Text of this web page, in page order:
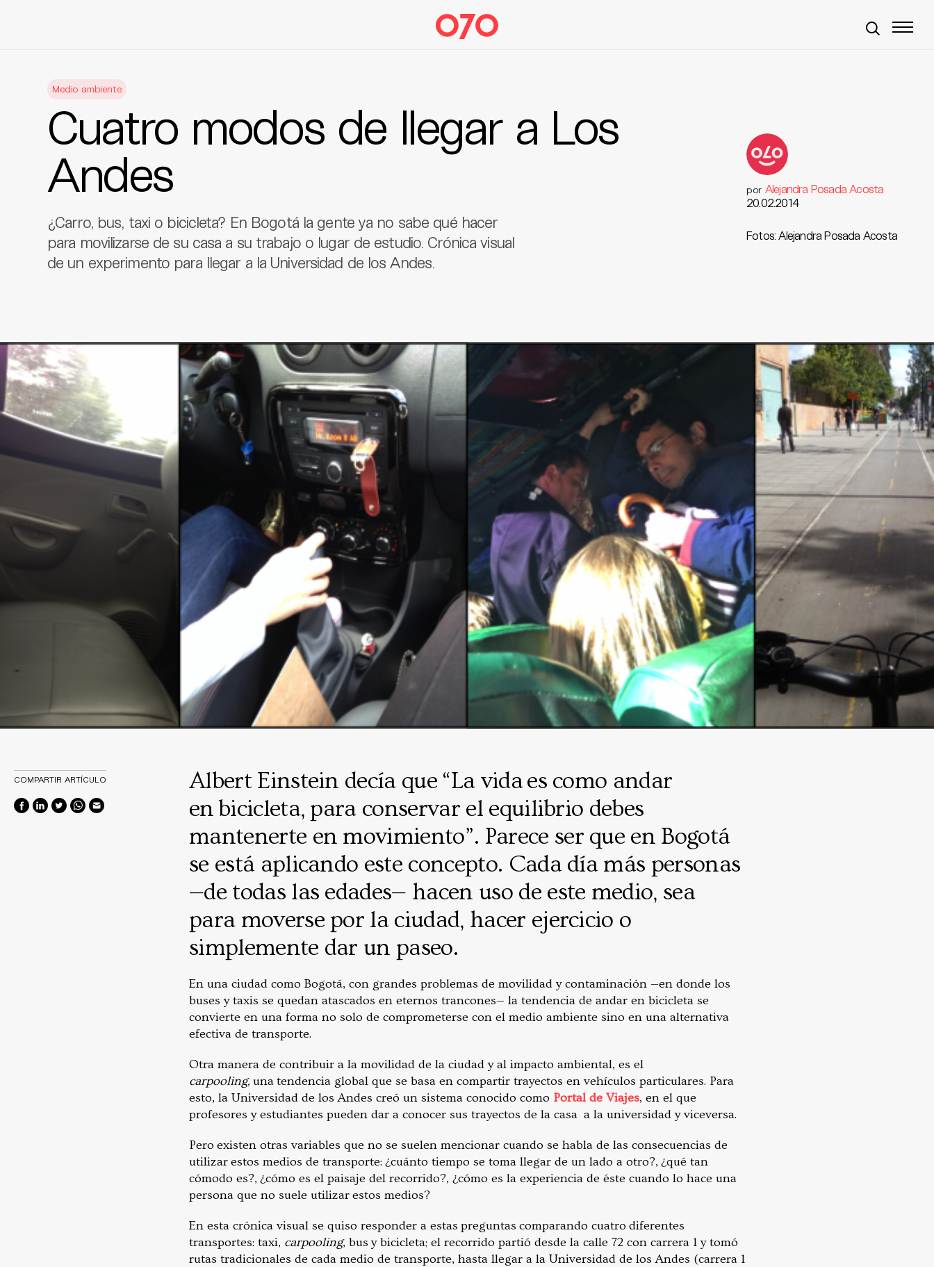
Medio ambiente
Cuatro modos de llegar a Los
Andes
¿Carro, bus, taxi o bicicleta? En Bogotá la gente ya no sabe qué hacer
para movilizarse de su casa a su trabajo o lugar de estudio. Crónica visual
de un experimento para llegar a la Universidad de los Andes.
por Alejandra Posada Acosta
20.02.2014
Fotos: Alejandra Posada Acosta
Albert Einstein decía que “La vida es como andar
en bicicleta, para conservar el equilibrio debes
mantenerte en movimiento”. Parece ser que en Bogotá
se está aplicando este concepto. Cada día más personas
—de todas las edades— hacen uso de este medio, sea
para moverse por la ciudad, hacer ejercicio o
simplemente dar un paseo.
En una ciudad como Bogotá, con grandes problemas de movilidad y contaminación —en donde los
buses y taxis se quedan atascados en eternos trancones— la tendencia de andar en bicicleta se
convierte en una forma no solo de comprometerse con el medio ambiente sino en una alternativa
efectiva de transporte.
Otra manera de contribuir a la movilidad de la ciudad y al impacto ambiental, es el
carpooling, una tendencia global que se basa en compartir trayectos en vehículos particulares. Para
esto, la Universidad de los Andes creó un sistema conocido como Portal de Viajes, en el que
profesores y estudiantes pueden dar a conocer sus trayectos de la casa a la universidad y viceversa.
Pero existen otras variables que no se suelen mencionar cuando se habla de las consecuencias de
utilizar estos medios de transporte: ¿cuánto tiempo se toma llegar de un lado a otro?, ¿qué tan
cómodo es?, ¿cómo es el paisaje del recorrido?, ¿cómo es la experiencia de éste cuando lo hace una
persona que no suele utilizar estos medios?
En esta crónica visual se quiso responder a estas preguntas comparando cuatro diferentes
transportes: taxi, carpooling, bus y bicicleta; el recorrido partió desde la calle 72 con carrera 1 y tomó
rutas tradicionales de cada medio de transporte, hasta llegar a la Universidad de los Andes (carrera 1
COMPARTIR ARTÍCULO